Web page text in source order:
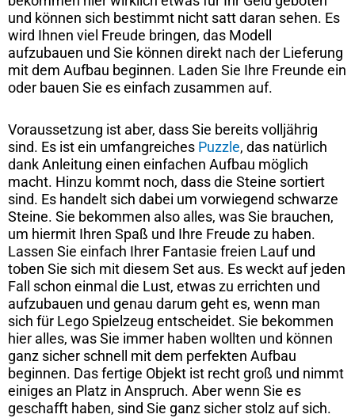
und können sich bestimmt nicht satt daran sehen. Es
wird Ihnen viel Freude bringen, das Modell
aufzubauen und Sie können direkt nach der Lieferung
mit dem Aufbau beginnen. Laden Sie Ihre Freunde ein
oder bauen Sie es einfach zusammen auf.
Voraussetzung ist aber, dass Sie bereits volljährig
sind. Es ist ein umfangreiches Puzzle, das natürlich
dank Anleitung einen einfachen Aufbau möglich
macht. Hinzu kommt noch, dass die Steine sortiert
sind. Es handelt sich dabei um vorwiegend schwarze
Steine. Sie bekommen also alles, was Sie brauchen,
um hiermit Ihren Spaß und Ihre Freude zu haben.
Lassen Sie einfach Ihrer Fantasie freien Lauf und
toben Sie sich mit diesem Set aus. Es weckt auf jeden
Fall schon einmal die Lust, etwas zu errichten und
aufzubauen und genau darum geht es, wenn man
sich für Lego Spielzeug entscheidet. Sie bekommen
hier alles, was Sie immer haben wollten und können
ganz sicher schnell mit dem perfekten Aufbau
beginnen. Das fertige Objekt ist recht groß und nimmt
einiges an Platz in Anspruch. Aber wenn Sie es
geschafft haben, sind Sie ganz sicher stolz auf sich.